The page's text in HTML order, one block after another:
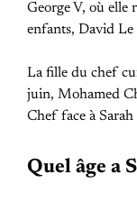
George V, où elle
enfants, David Le
La fille du chef
juin, Mohamed
Chef face à
Quel âge a